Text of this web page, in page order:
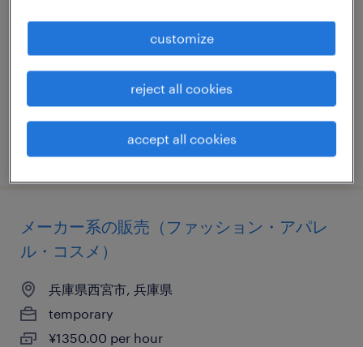
temporary
¥1450.00 per hour
posted 19 may 2026
メーカー系の販売（ファッション・アパレ
ル・コスメ）
兵庫県西宮市, 兵庫県
temporary
¥1350.00 per hour
customize
reject all cookies
accept all cookies